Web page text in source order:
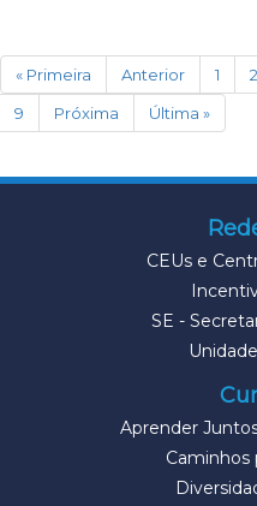
« Primeira Anterior 1 2
9
Próxima Última »
CEUs e
SE -
Aprender
Caminhos